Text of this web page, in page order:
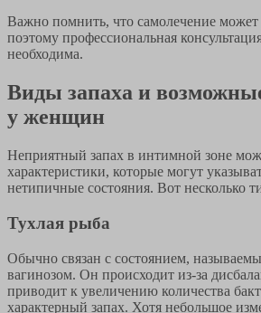
Важно помнить, что самолечение может
поэтому профессиональная
необходима.
Виды запаха и
у женщин
Неприятный запах в интимной зоне
характеристики, которые могут
нетипичные состояния. Вот несколько
Тухлая рыба
Обычно связан с состоянием,
вагинозом. Он происходит из-за
приводит к увеличению количества
характерный запах. Хотя небольшое